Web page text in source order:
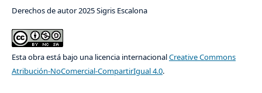
Derechos de autor 2025 Sigris Escalona
Esta obra está bajo una licencia internacionalCreative Commons
Atribución-NoComercial-CompartirIgual 4.0.